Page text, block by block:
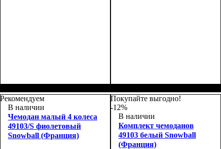
55х39x20
65х46х28+5
Рекомендуем
В наличии
Чемодан малый 4 колеса
49103/S фиолетовый
Snowball (Франция)
Покупайте выгодно!
-12%
В наличии
Комплект чемоданов
49103 белый Snowball
(Франция)